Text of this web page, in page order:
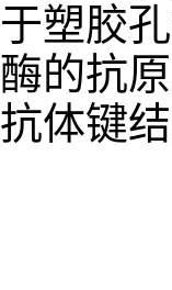
于塑胶
酶的抗
抗体键